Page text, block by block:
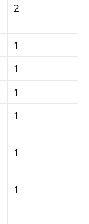
2
1
1
1
1
1
1